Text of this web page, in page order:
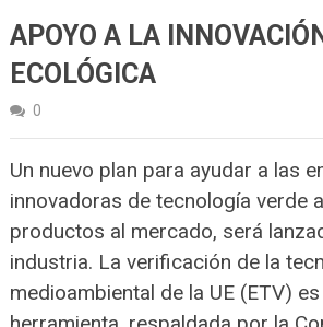
APOYO A LA INNOVACIÓN
ECOLÓGICA
0
Un nuevo plan para ayudar a las
innovadoras de tecnología verde
productos al mercado, será
industria. La verificación de la
medioambiental de la UE (ETV)